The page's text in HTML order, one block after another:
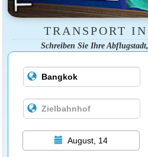
TRANSPORT
Schreiben Sie Ihre
August, 14